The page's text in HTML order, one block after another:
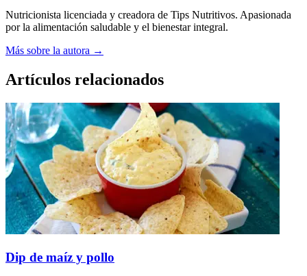
Nutricionista licenciada y creadora de Tips Nutritivos. Apasionada
por la alimentación saludable y el bienestar integral.
Más sobre la autora →
Artículos relacionados
Dip de maíz y pollo